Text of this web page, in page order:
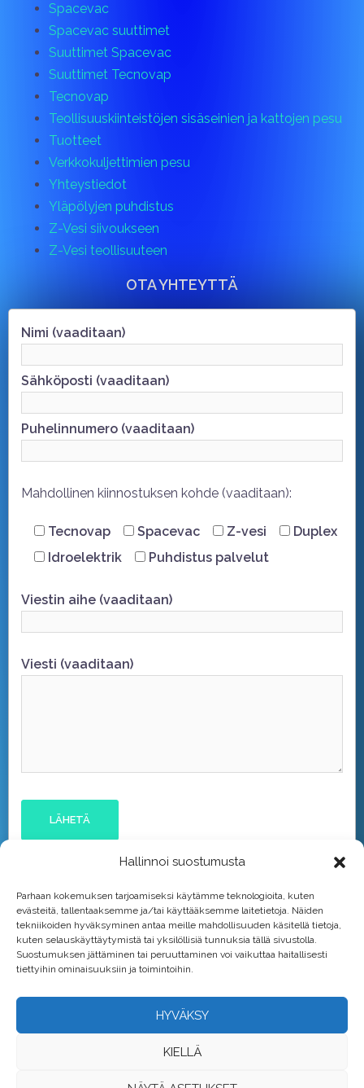
Hallinnoi suostumusta
Parhaan kokemuksen tarjoamiseksi käytämme teknologioita, kuten
evästeitä, tallentaaksemme ja/tai käyttääksemme laitetietoja. Näiden
tekniikoiden hyväksyminen antaa meille mahdollisuuden käsitellä tietoja,
kuten selauskäyttäytymistä tai yksilöllisiä tunnuksia tällä sivustolla.
Suostumuksen jättäminen tai peruuttaminen voi vaikuttaa haitallisesti
tiettyihin ominaisuuksiin ja toimintoihin.
HYVÄKSY
KIELLÄ
Spacevac
Spacevac suuttimet
Suuttimet Spacevac
Suuttimet Tecnovap
Tecnovap
Teollisuuskiinteistöjen sisäseinien ja kattojen pesu
Tuotteet
Verkkokuljettimien pesu
Yhteystiedot
Yläpölyjen puhdistus
Z-Vesi siivoukseen
Z-Vesi teollisuuteen
OTA YHTEYTTÄ
Nimi (vaaditaan)
Sähköposti (vaaditaan)
Puhelinnumero (vaaditaan)
Mahdollinen kiinnostuksen kohde (vaaditaan):
Tecnovap Spacevac Z-vesi
Duplex
Idroelektrik
Puhdistus palvelut
Viestin aihe (vaaditaan)
Viesti (vaaditaan)